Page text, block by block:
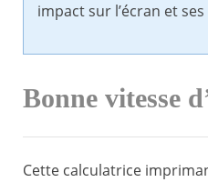
impact sur l’écran et
Bonne vitesse
Cette calculatrice